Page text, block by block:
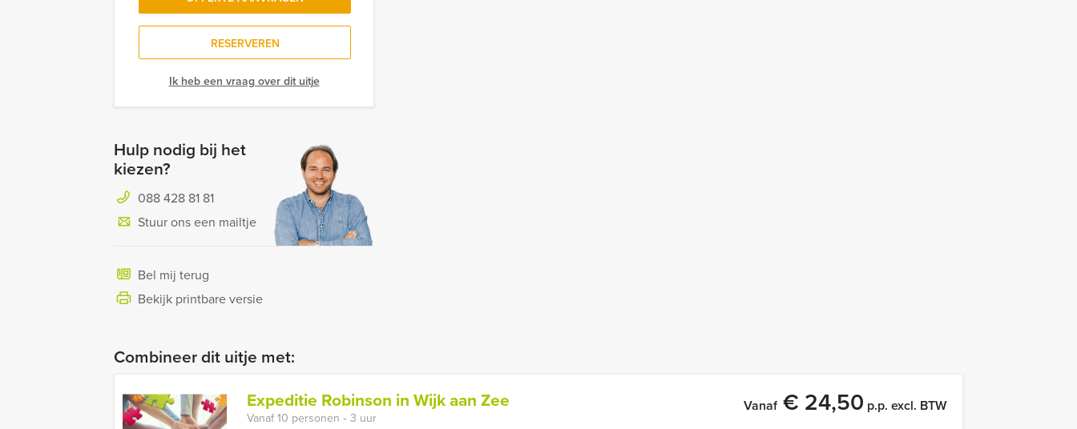
RESERVEREN
Ik heb een vraag over dit uitje
Hulp nodig bij het
kiezen?
088 428 81 81
Stuur ons een mailtje
Bel mij terug
Bekijk printbare versie
Combineer dit uitje met:
Expeditie Robinson in Wijk aan Zee Vanaf€ 24,50 p.p. excl. BTW
Vanaf 10 personen ‐ 3 uur